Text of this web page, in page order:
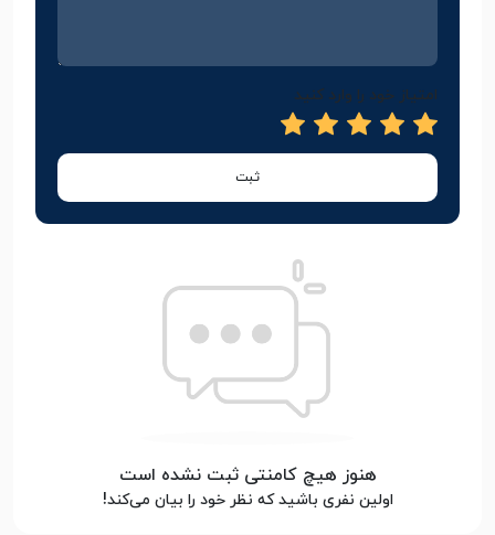
امتیاز خود را وارد کنید
ثبت
هنوز هیچ کامنتی ثبت نشده است
اولین نفری باشید که نظر خود را بیان می‌کند!